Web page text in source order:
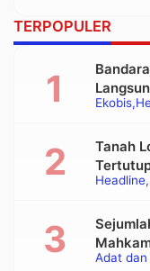
TERPOPULER
Ekobis
Headline
Tanah
Adat dan
Alat